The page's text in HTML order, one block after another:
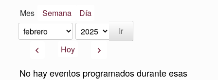
Mes Semana Día
Mes
Año
AnteriorHoy Siguiente
No hay eventos programados durante esas